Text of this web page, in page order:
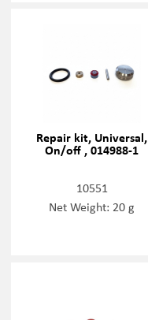
Repair kit, Universal,
On/off , 014988-1
10551
Net Weight: 20 g